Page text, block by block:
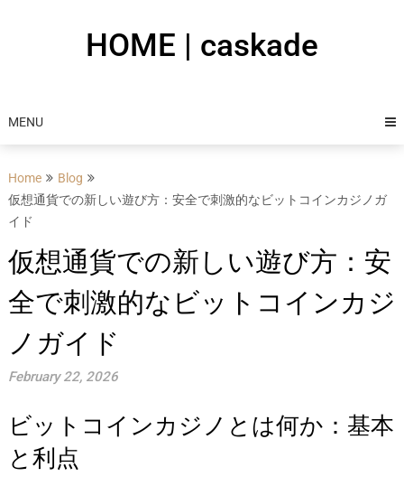
HOME | caskade
MENU
Home
Blog
仮想通貨での新しい遊び方：安全で刺激的なビットコインカジノガ
イド
仮想通貨での新しい遊び方：安
全で刺激的なビットコインカジ
ノガイド
February 22, 2026
ビットコインカジノとは何か：基本
と利点